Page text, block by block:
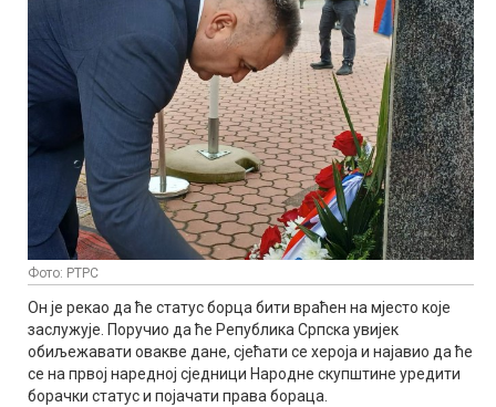
Фото: РТРС
Он је рекао да ће статус борца бити враћен на мјесто које
заслужује. Поручио да ће Република Српска увијек
обиљежавати овакве дане, сјећати се хероја и најавио да ће
се на првој наредној сједници Народне скупштине уредити
борачки статус и појачати права бораца.